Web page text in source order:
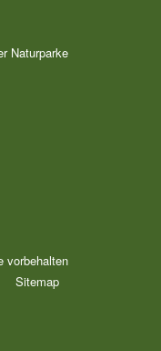
vorbehalten
Sitemap